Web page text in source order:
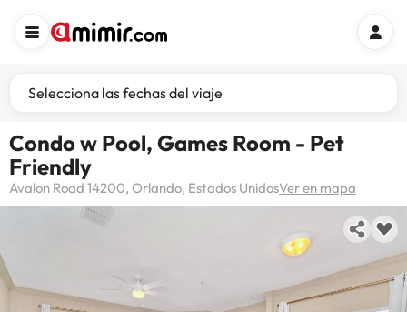
Selecciona las fechas del viaje
Condo w Pool, Games Room - Pet
Friendly
Avalon Road 14200, Orlando, Estados UnidosVer en mapa